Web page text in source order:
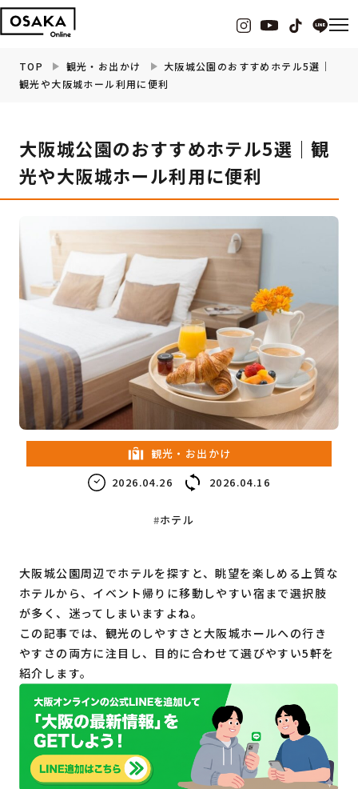
観光・お出かけ
イベント
フィットネス
教育・子育て
ビジネス
TOP 観光・お出かけ
大阪城公園のおすすめホテル5選｜
観光や大阪城ホール利用に便利
大阪城公園のおすすめホテル5選｜観
光や大阪城ホール利用に便利
観光・お出かけ
2026.04.26
2026.04.16
ホテル
大阪城公園周辺でホテルを探すと、眺望を楽しめる上質な
ホテルから、イベント帰りに移動しやすい宿まで選択肢
が多く、迷ってしまいますよね。
この記事では、観光のしやすさと大阪城ホールへの行き
やすさの両方に注目し、目的に合わせて選びやすい5軒を
紹介します。